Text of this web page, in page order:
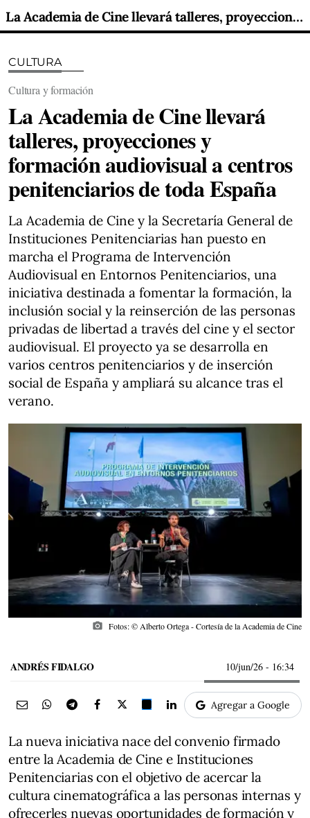
La Academia de Cine llevará talleres, proyecciones y formación audiovisual a centros penitenciarios de toda España
CULTURA
Cultura y formación
La Academia de Cine llevará
talleres, proyecciones y
formación audiovisual a centros
penitenciarios de toda España
La Academia de Cine y la Secretaría General de
Instituciones Penitenciarias han puesto en
marcha el Programa de Intervención
Audiovisual en Entornos Penitenciarios, una
iniciativa destinada a fomentar la formación, la
inclusión social y la reinserción de las personas
privadas de libertad a través del cine y el sector
audiovisual. El proyecto ya se desarrolla en
varios centros penitenciarios y de inserción
social de España y ampliará su alcance tras el
verano.
photo_camera Fotos: © Alberto Ortega - Cortesía de la Academia de Cine
ANDRÉS FIDALGO 10/jun/26 - 16:34
Agregar a Google
La nueva iniciativa nace del convenio firmado
entre la Academia de Cine e Instituciones
Penitenciarias con el objetivo de acercar la
cultura cinematográfica a las personas internas y
ofrecerles nuevas oportunidades de formación y